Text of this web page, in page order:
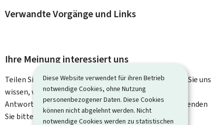
Diese Website verwendet für ihren Betrieb
notwendige Cookies, ohne Nutzung
personenbezogener Daten. Diese Cookies
können nicht abgelehnt werden. Nicht
notwendige Cookies werden zu statistischen
Verwandte Vorgänge und Links
Ihre Meinung interessiert uns
Teilen Sie uns Ihre Meinung zu dieser Seite mit. Lassen Sie uns
wissen, was wir verbessern können. Sie erhalten keine
Antwort auf Ihr Feedback. Für spezifische Fragen verwenden
Sie bitte das Kontaktformular.